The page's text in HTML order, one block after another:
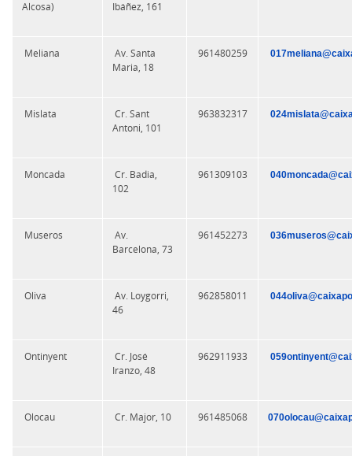
Alcosa) Ibáñez, 161
Meliana
Av. Santa
Maria, 18
961480259
Mislata
Cr. Sant
Antoni, 101
963832317
Moncada
Cr. Badia,
102
961309103
Museros
Av.
Barcelona, 73
961452273
Oliva
Av. Loygorri,
46
962858011
Ontinyent
Cr. José
Iranzo, 48
962911933
Olocau Cr. Major, 10 961485068